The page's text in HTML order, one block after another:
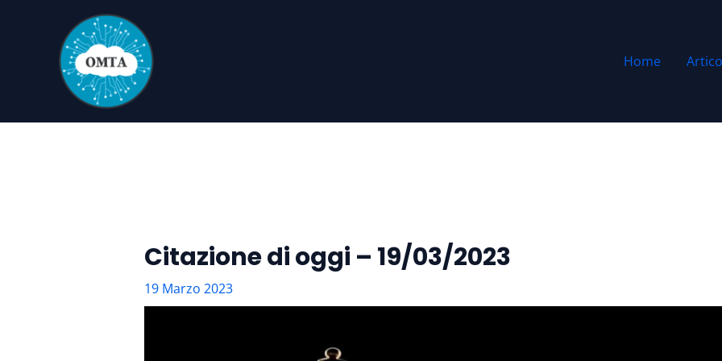
contenuto
Home
Citazione di oggi – 19/03/2023
19 Marzo 2023